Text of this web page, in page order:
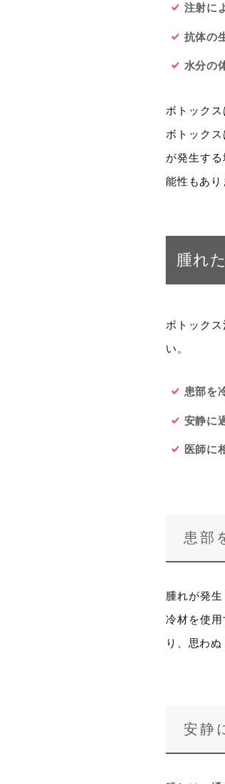
注射に
抗体の
水分の
ボトック
ボトック
が発生す
能性もあり
腫れ
ボトック
い。
患部を
安静に
医師に
患部
腫れが発
冷材を使
り、思わ
安静